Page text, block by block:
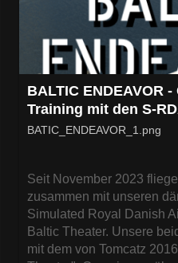
BALTIC ENDEAVOR
Training mit den S-
BATIC_ENDEAVOR_1.png
Seit November 2023
zusammen mit unseren
Simulated Royal Danish
Baltic Theater. Unsere
mit dem von Tomcatz